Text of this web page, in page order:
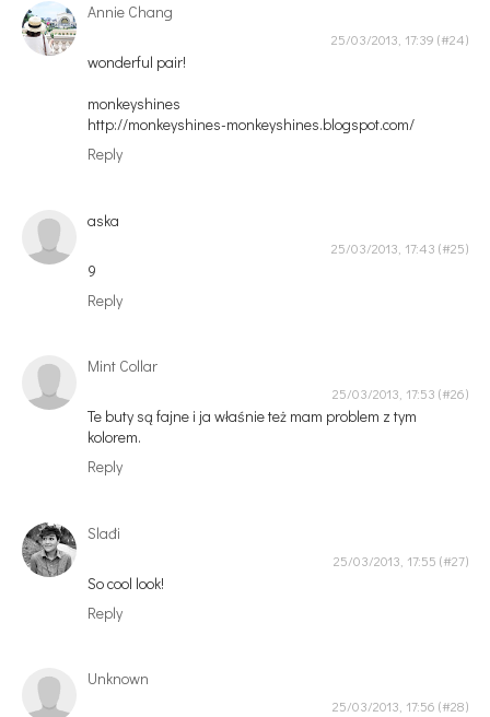
Annie Chang
25/03/2013, 17:39
wonderful pair!
monkeyshines
http://monkeyshines-monkeyshines.blogspot.com/
Reply
aska
25/03/2013, 17:43
9
Reply
Mint Collar
25/03/2013, 17:53
Te buty są fajne i ja właśnie też mam problem z tym
kolorem.
Reply
Slađi
25/03/2013, 17:55
So cool look!
Reply
Unknown
25/03/2013, 17:56